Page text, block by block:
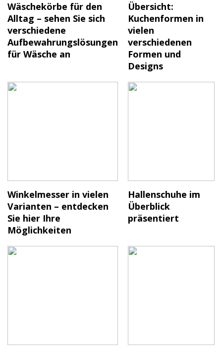
Wäschekörbe für den
Alltag – sehen Sie sich
verschiedene
Aufbewahrungslösungen
für Wäsche an
Übersicht:
Kuchenformen in
vielen
verschiedenen
Formen und
Designs
Winkelmesser in vielen
Varianten – entdecken
Sie hier Ihre
Möglichkeiten
Hallenschuhe im
Überblick
präsentiert